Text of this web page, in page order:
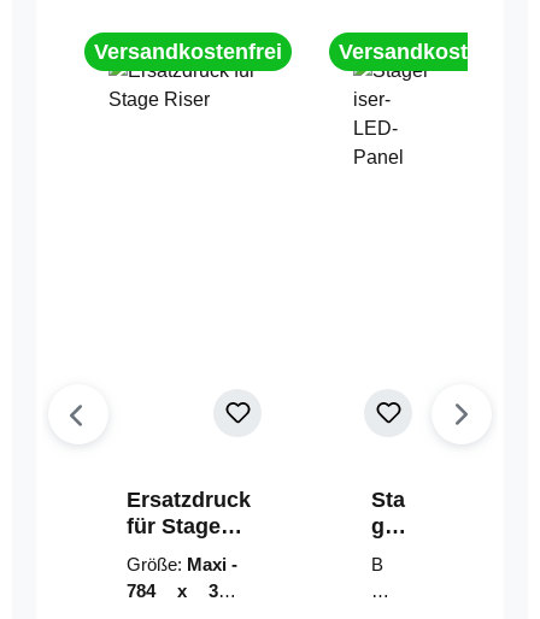
Versandkostenfrei
Ersatzdruck
für Stage
Riser
Größe: Maxi -
784 x 314
Versandkostenfrei
Sta
geri
ser-
LE
D-
B
un